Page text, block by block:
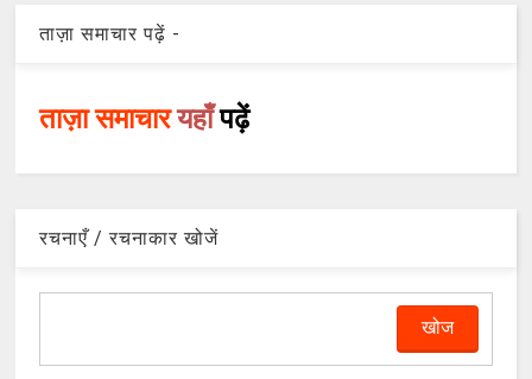
ताज़ा समाचार पढ़ें -
ताज़ा समाचारयहाँपढ़ें
रचनाएँ / रचनाकार खोजें